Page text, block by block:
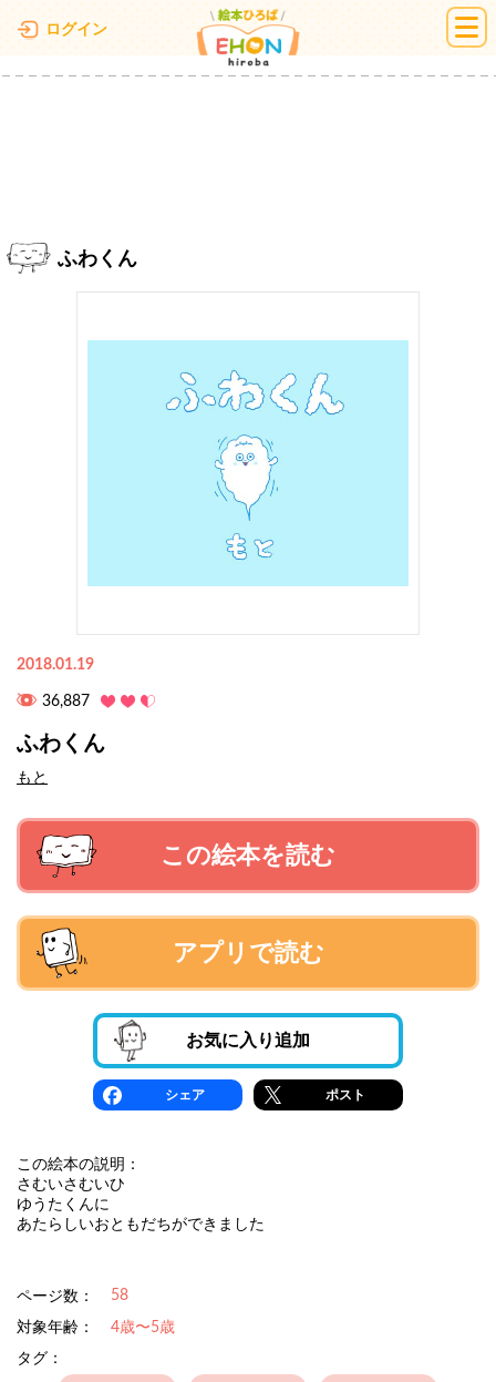
ログイン 絵本ひろば
ふわくん
2018.01.19
36,887
ふわくん
もと
この絵本を読む
アプリで読む
お気に入り追加
シェア ポスト
この絵本の説明：
さむいさむいひ
ゆうたくんに
あたらしいおともだちができました
ページ数： 58
対象年齢：
4歳〜5歳
タグ：